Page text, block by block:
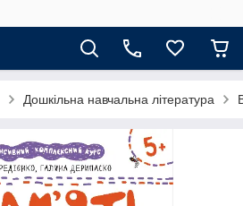
Дошкільна навчальна література